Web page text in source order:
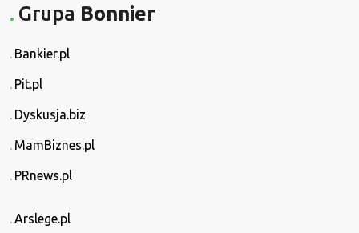
Grupa Bonnier
Bankier.pl
Pit.pl
Dyskusja.biz
MamBiznes.pl
PRnews.pl
Arslege.pl